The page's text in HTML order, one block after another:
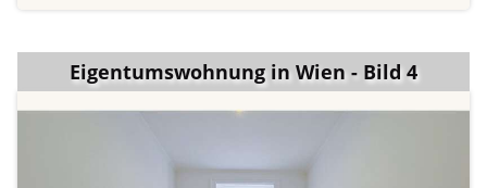
Eigentumswohnung in Wien - Bild 4